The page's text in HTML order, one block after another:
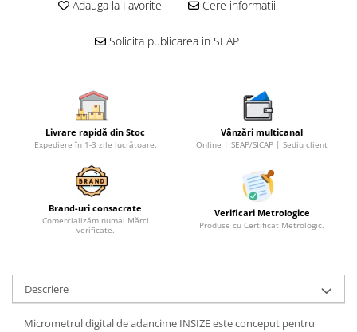
Accesorii micrometre
Ceasuri comparatoare digitale
Ceasuri comparatoare mecanice
Ceasuri comparatoare digitale de
exterior
Ceasuri comparatoare digitale de
Truse de alezaj cu ceas
grosimi
Ceasuri comparatoare mecanice
de grosimi
Adauga la Favorite Cere informatii
Solicita publicarea in SEAP
Livrare rapidă din Stoc
Expediere în 1-3 zile lucrătoare.
Vânzări multicanal
Online | SEAP/SICAP | Sediu client
Brand-uri consacrate
Comercializăm numai Mărci
verificate.
Verificari Metrologice
Produse cu Certificat Metrologic.
Descriere
Micrometrul digital de adancime INSIZE este conceput pentru